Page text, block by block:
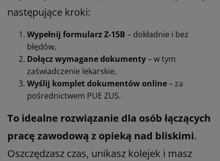
następujące kroki:
Wypełnij formularz Z-15B – dokładnie i bez
błędów,
Dołącz wymagane dokumenty– w tym
zaświadczenie lekarskie,
Wyślij komplet dokumentów online– za
pośrednictwem PUE ZUS.
To idealne rozwiązanie dla osób łączących
pracę zawodową z opieką nad bliskimi.
Oszczędzasz czas, unikasz kolejek i masz